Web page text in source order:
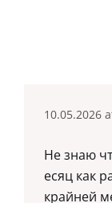
10.05.2026
Не знаю
есяц как
крайней